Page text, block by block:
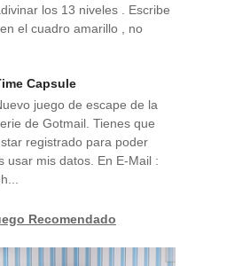
los 13 niveles . Escribe
el cuadro amarillo , no
Capsule
juego de escape de la
de Gotmail. Tienes que
registrado para poder
usar mis datos. En E-Mail :
Recomendado